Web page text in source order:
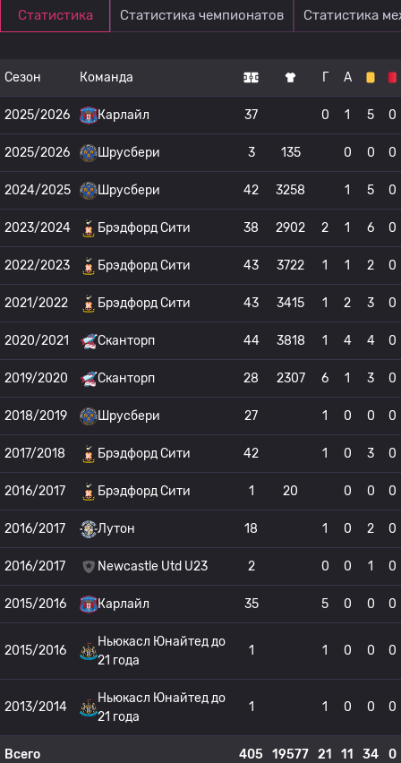
Статистика Статистика чемпионатов Статистика
Сезон Команда Г А
2025/2026 Карлайл 37 0 1 5 0
2025/2026 Шрусбери 3 135 0 0 0
2024/2025 Шрусбери 42 3258 1 5 0
2023/2024 Брэдфорд Сити 38 2902 2 1 6 0
2022/2023 Брэдфорд Сити 43 3722 1 1 2 0
2021/2022 Брэдфорд Сити 43 3415 1 2 3 0
2020/2021 Сканторп 44 3818 1 4 4 0
2019/2020 Сканторп 28 2307 6 1 3 0
2018/2019 Шрусбери 27 1 0 0 0
2017/2018 Брэдфорд Сити 42 1 0 3 0
2016/2017 Брэдфорд Сити 1 20 0 0 0
2016/2017 Лутон 18 1 0 2 0
2016/2017 Newcastle Utd U23 2 0 0 1 0
2015/2016 Карлайл 35 5 0 0 0
2015/2016
Ньюкасл Юнайтед до
21 года
1 1 0 0 0
2013/2014
Ньюкасл Юнайтед до
21 года
1 1 0 0 0
Всего 405 19577 21 11 34 0